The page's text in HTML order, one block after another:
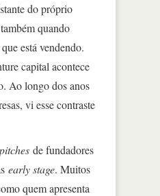
do próprio
quando
está vendendo.
capital acontece
Ao longo dos anos
vi esse contraste
pitches de fundadores
early stage. Muitos
quem apresenta